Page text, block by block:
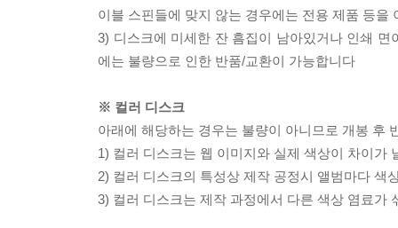
이블 스핀들에 맞지 않는 경우에는 전용 제품 등
3) 디스크에 미세한 잔 흠집이 남아있거나 인쇄
에는 불량으로 인한 반품/교환이 가능합니다
※ 컬러 디스크
아래에 해당하는 경우는 불량이 아니므로 개봉 후
1) 컬러 디스크는 웹 이미지와 실제 색상이 차이가
2) 컬러 디스크의 특성상 제작 공정시 앨범마다 색
3) 컬러 디스크는 제작 과정에서 다른 색상 염료가